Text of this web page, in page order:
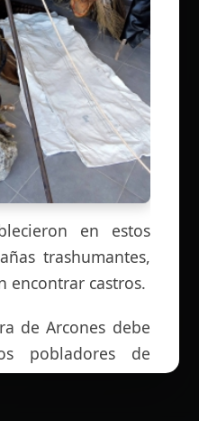
en estos
trashumantes,
encontrar castros.
de Arcones debe
pobladores de
celtas dejaron las